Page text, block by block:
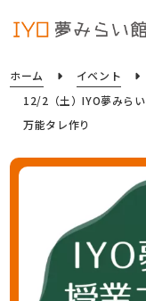
ホーム イベント
12/2（土）IYO夢みら
万能タレ作り